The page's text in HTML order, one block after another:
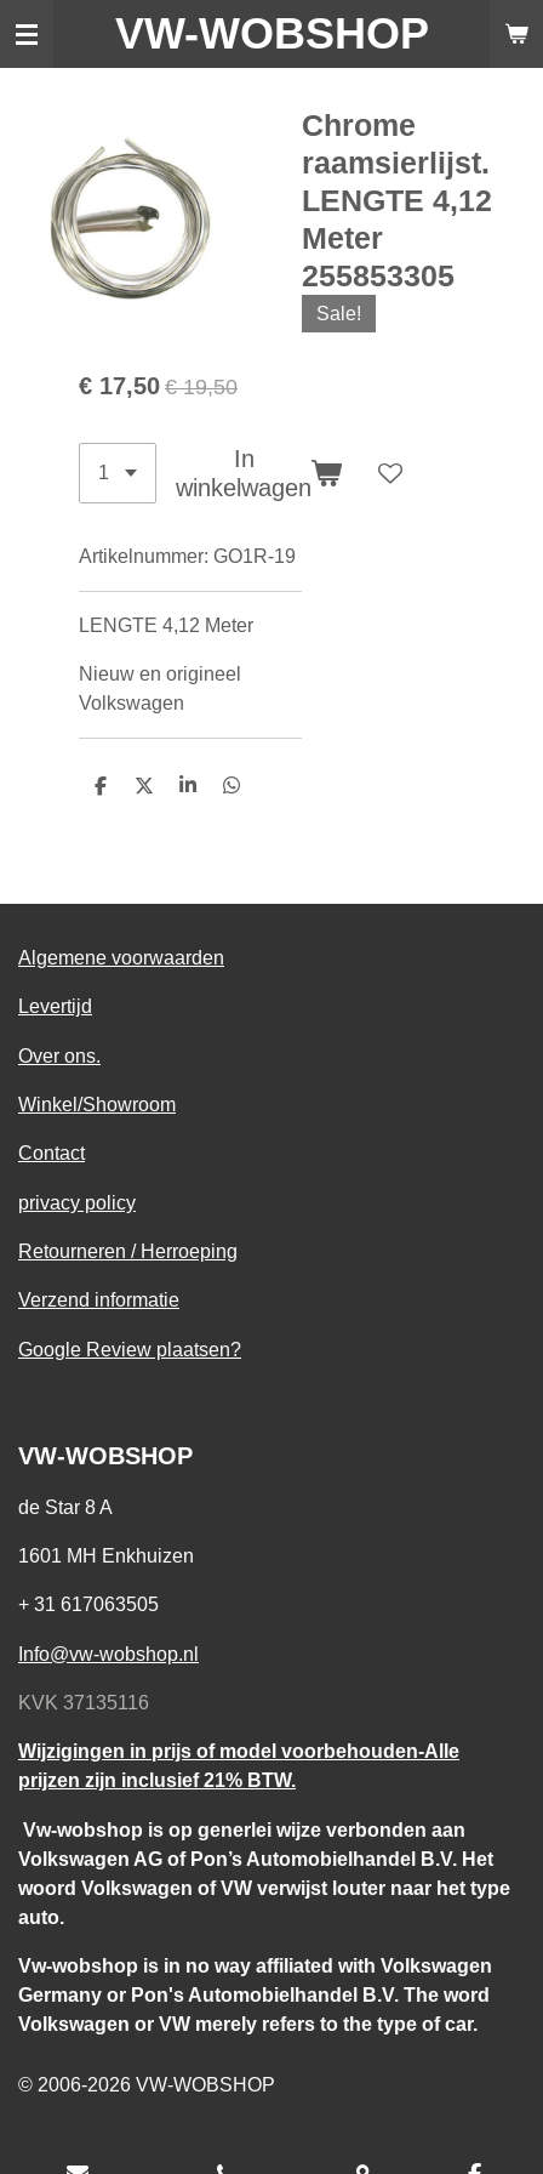
Ga
hoofdinhoud
VW-WOBSHOP
Chrome
raamsierlijst.
LENGTE 4,12
Meter
255853305
Sale!
€ 17,50 € 19,50
In
winkelwagen
Artikelnummer: GO1R-19
LENGTE 4,12 Meter
Nieuw en origineel
Volkswagen
D
D
S
D
Algemene voorwaarden
Levertijd
Over ons.
Winkel/Showroom
Contact
privacy policy
Retourneren / Herroeping
Verzend informatie
Google Review plaatsen?
VW-WOBSHOP
de Star 8 A
1601 MH Enkhuizen
+ 31 617063505
Info@vw-wobshop.nl
KVK 37135116
Wijzigingen in prijs of model voorbehouden-Alle
prijzen zijn inclusief 21% BTW.
Vw-wobshop is op generlei wijze verbonden aan
Volkswagen AG of Pon’s Automobielhandel B.V. Het
woord Volkswagen of VW verwijst louter naar het type
auto.
Vw-wobshop is in no way affiliated with Volkswagen
Germany or Pon's Automobielhandel B.V. The word
Volkswagen or VW merely refers to the type of car.
© 2006-2026 VW-WOBSHOP